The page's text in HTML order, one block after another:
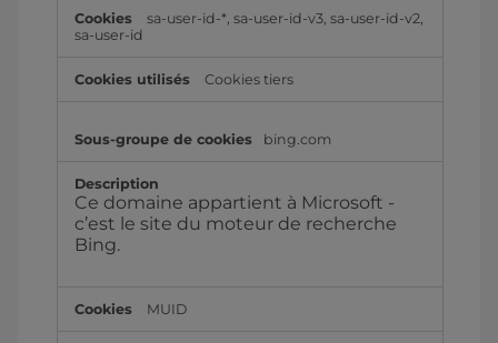
sa-user-id-*, sa-user-id-v3, sa-user-id-v2,
sa-user-id
Cookies tiers
bing.com
Ce domaine appartient à Microsoft -
c’est le site du moteur de recherche
Bing.
MUID